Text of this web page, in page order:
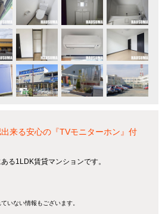
来る安心の『TVモニターホン』付
る1LDK賃貸マンションです。
いない情報もございます。